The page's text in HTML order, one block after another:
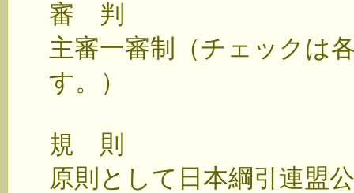
審 判
主審一審制（チェックは
す。）
規 則
原則として日本綱引連盟